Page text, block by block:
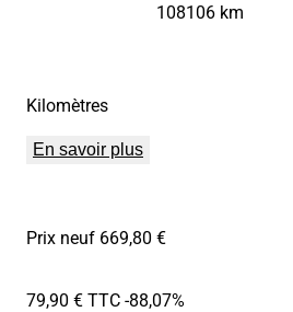
Kilomètres
108106 km
En savoir plus
Prix neuf 669,80 €
79,90 € TTC-88,07%